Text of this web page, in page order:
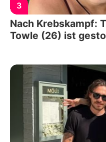
3
Nach Krebskampf:
Towle (26) ist